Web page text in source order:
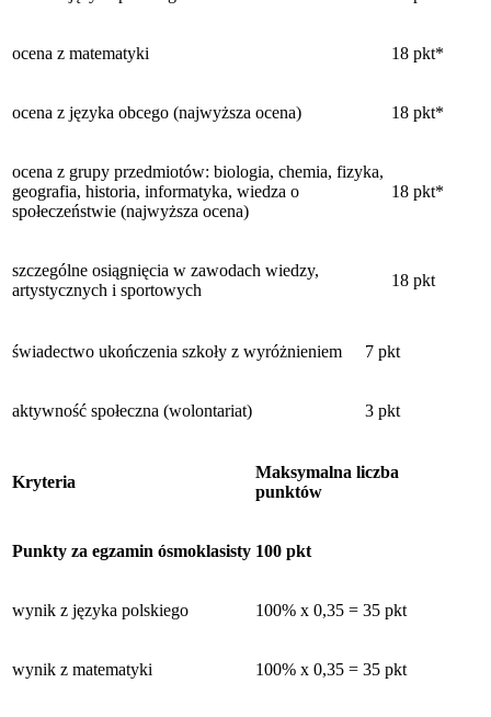
ocena z matematyki 18 pkt*
ocena z języka obcego (najwyższa ocena) 18 pkt*
ocena z grupy przedmiotów: biologia, chemia, fizyka,
geografia, historia, informatyka, wiedza o
społeczeństwie (najwyższa ocena)
18 pkt*
szczególne osiągnięcia w zawodach wiedzy,
artystycznych i sportowych
18 pkt
świadectwo ukończenia szkoły z wyróżnieniem 7 pkt
aktywność społeczna (wolontariat) 3 pkt
Kryteria
Maksymalna liczba
punktów
Punkty za egzamin ósmoklasisty 100 pkt
wynik z języka polskiego 100% x 0,35 = 35 pkt
wynik z matematyki 100% x 0,35 = 35 pkt